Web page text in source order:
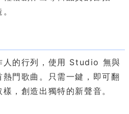
人的行列，使用 Studio 無與
門歌曲。只需一鍵，即可翻
，創造出獨特的新聲音。